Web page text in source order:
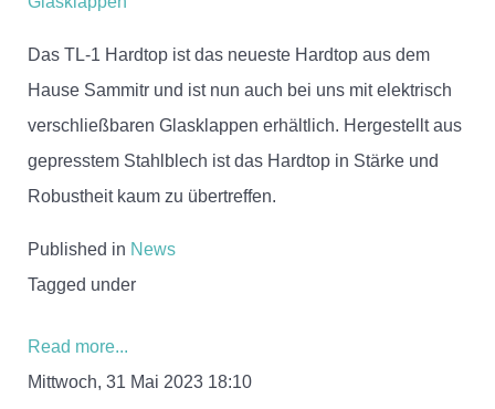
Das TL-1 Hardtop ist das neueste Hardtop aus dem
Hause Sammitr und ist nun auch bei uns mit elektrisch
verschließbaren Glasklappen erhältlich. Hergestellt aus
gepresstem Stahlblech ist das Hardtop in Stärke und
Robustheit kaum zu übertreffen.
Published in News
Tagged under
Read more...
Mittwoch, 31 Mai 2023 18:10